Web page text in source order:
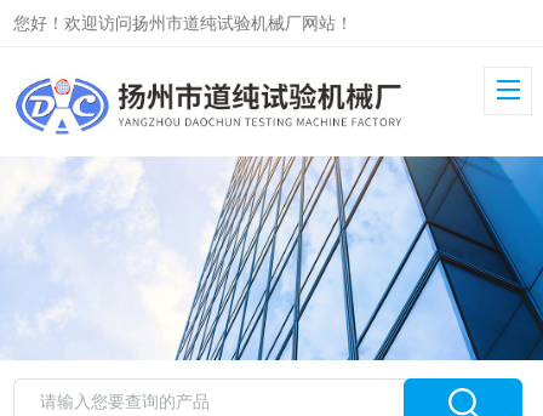
您好！欢迎访问扬州市道纯试验机械厂网站！